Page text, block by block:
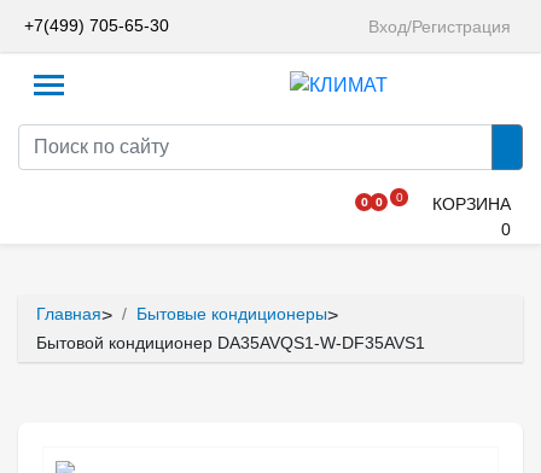
+7(499) 705-65-30 Вход/Регистрация
0 0 0
КОРЗИНА
0
Главная> Бытовые кондиционеры>
Бытовой кондиционер DA35AVQS1-W-DF35AVS1